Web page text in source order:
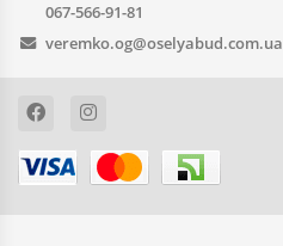
067-566-91-81
veremko.og@oselyabud.com.ua